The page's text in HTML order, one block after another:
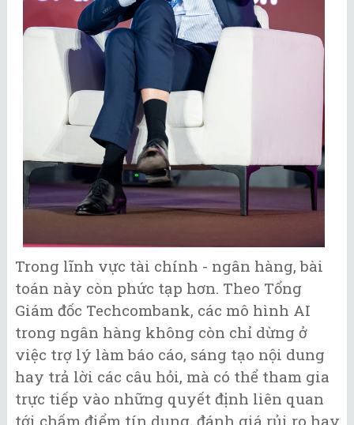
Trong lĩnh vực tài chính - ngân hàng, bài
toán này còn phức tạp hơn. Theo Tổng
Giám đốc Techcombank, các mô hình AI
trong ngân hàng không còn chỉ dừng ở
việc trợ lý làm báo cáo, sáng tạo nội dung
hay trả lời các câu hỏi, mà có thể tham gia
trực tiếp vào những quyết định liên quan
tới chấm điểm tín dụng, đánh giá rủi ro hay